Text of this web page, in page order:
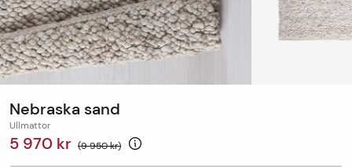
Nebraska sand
Ullmattor
5 970 kr (9 950 kr)